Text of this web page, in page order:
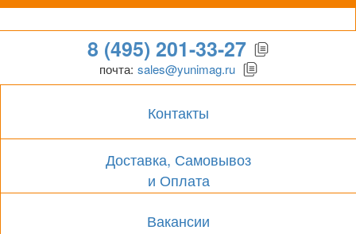
Гипермаркет для бизнеса
8 (495) 201-33-27
почта: sales@yunimag.ru
Контакты
Доставка, Самовывоз
и Оплата
Вакансии